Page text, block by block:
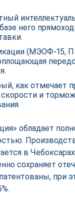
него
(МЭОФ-15,
как отмечает
скорости и
обладает
в
сохраняет
при